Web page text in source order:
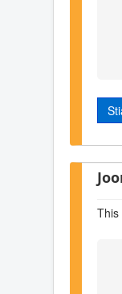
This